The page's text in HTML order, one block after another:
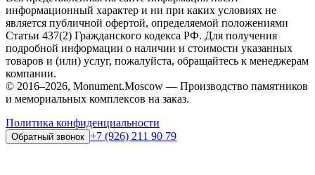
информационный характер и ни при каких условиях не
является публичной офертой, определяемой положениями
Статьи 437(2) Гражданского кодекса РФ. Для получения
подробной информации о наличии и стоимости указанных
товаров и (или) услуг, пожалуйста, обращайтесь к менеджерам
компании.
© 2016–2026, Monument.Moscow — Производство памятников
и мемориальных комплексов на заказ.
Политика конфиденциальности
Обратный звонок +7 (926) 211 90 79